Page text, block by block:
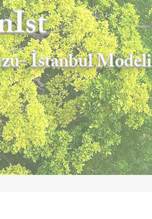
İstanbul Modeli